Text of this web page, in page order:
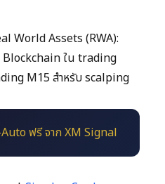
World Assets (RWA):
ใน trading
M15 สำหรับ scalping
ฟรี จาก XM Signal